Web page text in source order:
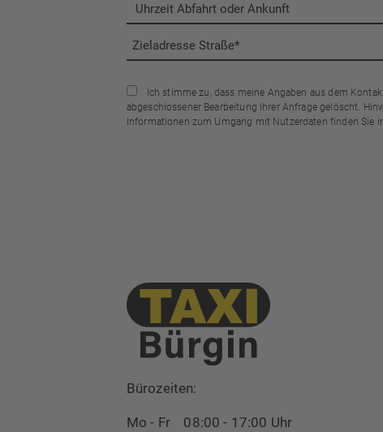
Ich stimme zu, dass meine Angaben aus dem
abgeschlossener Bearbeitung Ihrer Anfrage gelöscht.
Informationen zum Umgang mit Nutzerdaten finden Sie
Bürozeiten:
Mo - Fr 08:00 - 17:00 Uhr